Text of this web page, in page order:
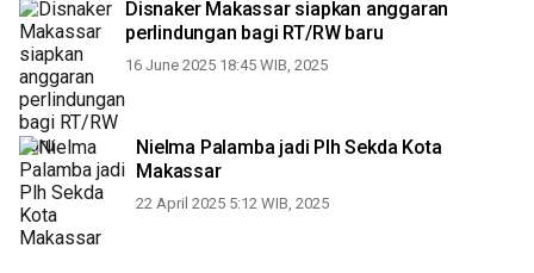
Disnaker Makassar siapkan anggaran
perlindungan bagi RT/RW baru
16 June 2025 18:45 WIB, 2025
Nielma Palamba jadi Plh Sekda Kota
Makassar
22 April 2025 5:12 WIB, 2025